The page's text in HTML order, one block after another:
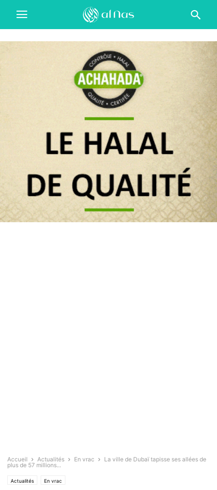
Accueil Actualités En vrac
La ville de Dubaï tapisse ses allées de
plus de 57 millions...
Actualités En vrac